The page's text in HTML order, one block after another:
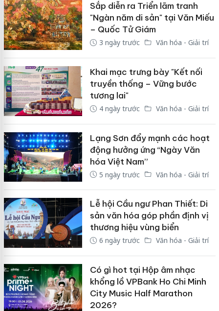
Sắp diễn ra Triển lãm tranh
"Ngàn năm di sản" tại Văn Miếu
– Quốc Tử Giám
3 ngày trước Văn hóa - Giải trí
Khai mạc trưng bày "Kết nối
truyền thống – Vững bước
tương lai"
4 ngày trước Văn hóa - Giải trí
Lạng Sơn đẩy mạnh các hoạt
động hưởng ứng “Ngày Văn
hóa Việt Nam”
5 ngày trước Văn hóa - Giải trí
Lễ hội Cầu ngư Phan Thiết: Di
sản văn hóa góp phần định vị
thương hiệu vùng biển
6 ngày trước Văn hóa - Giải trí
Có gì hot tại Hộp âm nhạc
khổng lồ VPBank Ho Chi Minh
City Music Half Marathon
2026?